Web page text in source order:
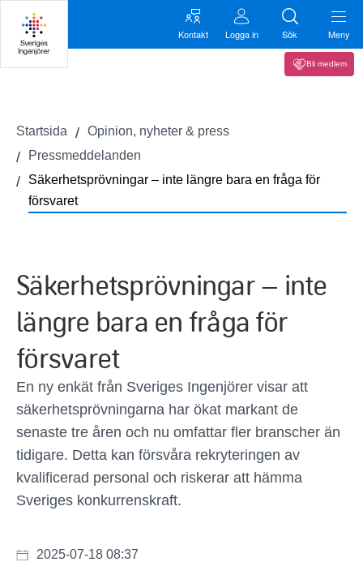
Kontakt Logga in Sök Meny
Bli medlem
Startsida
Opinion, nyheter & press
Pressmeddelanden
Säkerhetsprövningar – inte längre bara en fråga för
försvaret
Säkerhetsprövningar – inte
längre bara en fråga för
försvaret
En ny enkät från Sveriges Ingenjörer visar att
säkerhetsprövningarna har ökat markant de
senaste tre åren och nu omfattar fler branscher än
tidigare. Detta kan försvåra rekryteringen av
kvalificerad personal och riskerar att hämma
Sveriges konkurrenskraft.
2025-07-18 08:37